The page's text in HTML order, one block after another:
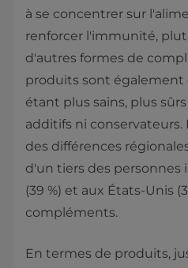
à se concentrer sur
renforcer l'immunité,
d'autres formes de
produits sont également
étant plus sains, plus
additifs ni
des différences
d'un tiers des personnes
(39 %) et aux États-Unis
compléments.
En termes de produits,